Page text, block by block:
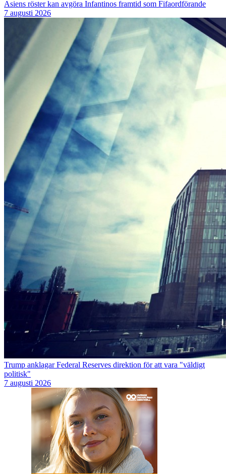
Asiens röster kan avgöra Infantinos framtid som Fifaordförande
7 augusti 2026
Trump anklagar Federal Reserves direktion för att vara "väldigt
politisk"
7 augusti 2026